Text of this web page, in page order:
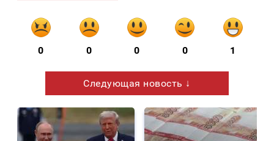
0 0 0 0 1
Следующая новость ↓